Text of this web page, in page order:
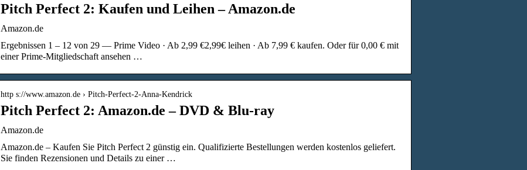
Pitch Perfect 2: Kaufen und Leihen – Amazon.de
Amazon.de
Ergebnissen 1 – 12 von 29 — Prime Video · Ab 2,99 €2,99€ leihen · Ab 7,99 € kaufen. Oder für 0,00 € mit
einer Prime-Mitgliedschaft ansehen …
http s://www.amazon.de › Pitch-Perfect-2-Anna-Kendrick
Pitch Perfect 2: Amazon.de – DVD & Blu-ray
Amazon.de
Amazon.de – Kaufen Sie Pitch Perfect 2 günstig ein. Qualifizierte Bestellungen werden kostenlos geliefert.
Sie finden Rezensionen und Details zu einer …